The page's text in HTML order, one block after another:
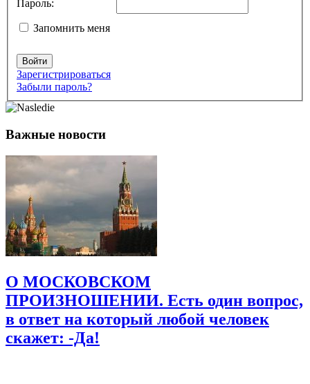
Имя*
Email*
Сайт
Сохранить моё имя, email и адрес сайта в этом браузере для
последующих моих комментариев.
Пароль:
Запомнить меня
Войти
Зарегистрироваться
Забыли пароль?
Важные новости
О МОСКОВСКОМ
ПРОИЗНОШЕНИИ. Есть один вопрос,
в ответ на который любой человек
скажет: -Да!